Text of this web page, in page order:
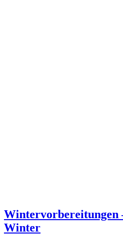
Wintervorbereitungen
Winter